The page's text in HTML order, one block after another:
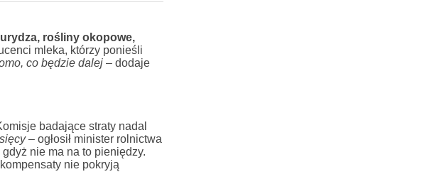
rośliny okopowe,
mleka, którzy ponieśli
co będzie dalej– dodaje
badające straty nadal
– ogłosił minister rolnictwa
gdyż nie ma na to pieniędzy.
nie pokryją